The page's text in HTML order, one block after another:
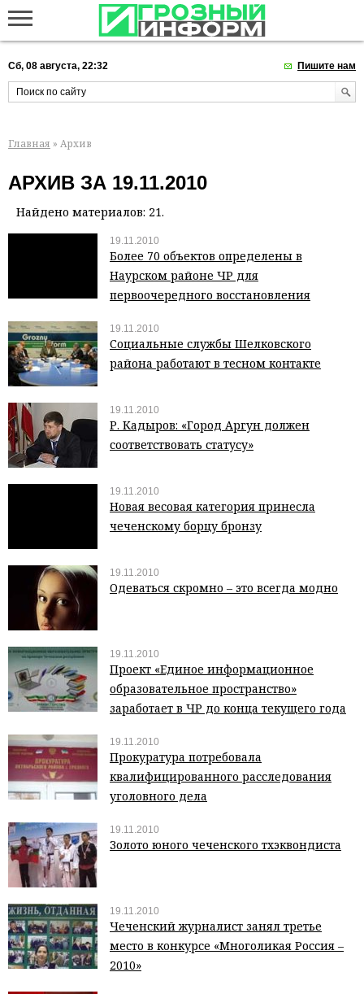
Сб, 08 августа, 22:32 Пишите нам
Главная » Архив
АРХИВ ЗА 19.11.2010
Найдено материалов: 21.
19.11.2010
Более 70 объектов определены в
Наурском районе ЧР для
первоочередного восстановления
19.11.2010
Социальные службы Шелковского
района работают в тесном контакте
19.11.2010
Р. Кадыров: «Город Аргун должен
соответствовать статусу»
19.11.2010
Новая весовая категория принесла
чеченскому борцу бронзу
19.11.2010
Одеваться скромно – это всегда модно
19.11.2010
Проект «Единое информационное
образовательное пространство»
заработает в ЧР до конца текущего года
19.11.2010
Прокуратура потребовала
квалифицированного расследования
уголовного дела
19.11.2010
Золото юного чеченского тхэквондиста
19.11.2010
Чеченский журналист занял третье
место в конкурсе «Многоликая Россия –
2010»